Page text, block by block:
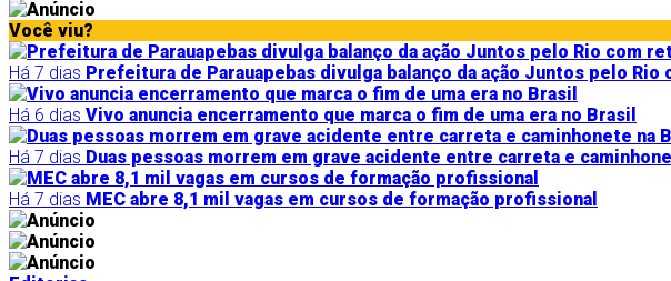
Você viu?
Há 7 dias Prefeitura de Parauapebas divulga balanço da ação Juntos pelo
Há 6 dias Vivo anuncia encerramento que marca o fim de uma era no Brasil
Há 7 dias Duas pessoas morrem em grave acidente entre carreta e
Há 7 dias MEC abre 8,1 mil vagas em cursos de formação profissional